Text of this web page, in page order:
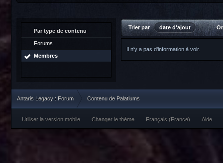
Par type de contenu
Forums
Membres
Trier par date d'ajout
Il n'y a pas d'information à voir.
Antaris Legacy : Forum Contenu de Palatiums
Utiliser la version mobile Changer le thème Français (France) Aide